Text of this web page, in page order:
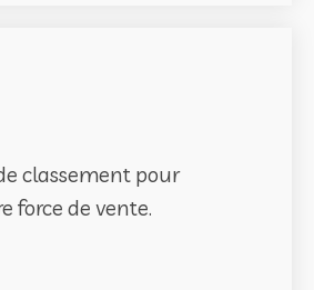
classement pour
force de vente.